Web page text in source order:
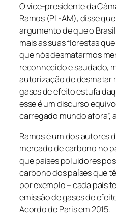
O vice-presidente da
Ramos (PL-AM), disse
argumento de que o
mais as suas florestas
que nós desmatarmos
reconhecido e saudado,
autorização de desmatar
gases de efeito estufa
esse é um discurso
carregado mundo afora”,
Ramos é um dos autores
mercado de carbono no
que países poluidores
carbono dos países que
por exemplo – cada país
emissão de gases de
Acordo de Paris em 2015.